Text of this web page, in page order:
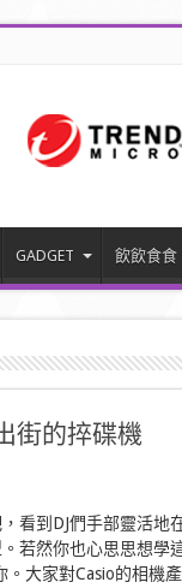
GADGET 飲飲食食
的捽碟機
看到DJ們手部靈活地
若然你也心思思想學
。大家對Casio的相機